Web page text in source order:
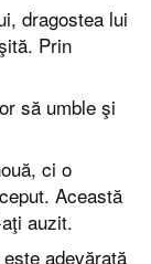
dragostea lui
Prin
să umble şi
ci o
Această
auzit.
adevărată